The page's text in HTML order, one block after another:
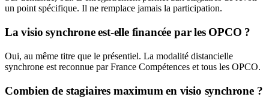
un point spécifique. Il ne remplace jamais la participation.
La visio synchrone est-elle financée par les OPCO ?
Oui, au même titre que le présentiel. La modalité distancielle
synchrone est reconnue par France Compétences et tous les OPCO.
Combien de stagiaires maximum en visio synchrone ?